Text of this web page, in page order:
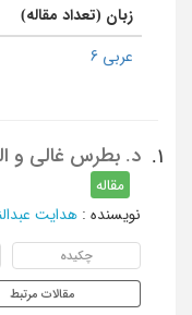
زبان (تعداد مقاله)
عربی 6
1. د. بطرس غالی و
مقاله
نویسنده : هدایت
چکیده
مقالات مرتبط